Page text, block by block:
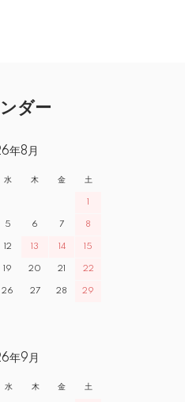
ダー
年8月
水 木 金 土
1
5 6 7 8
12 13 14 15
19 20 21 22
26 27 28 29
年9月
水 木 金 土